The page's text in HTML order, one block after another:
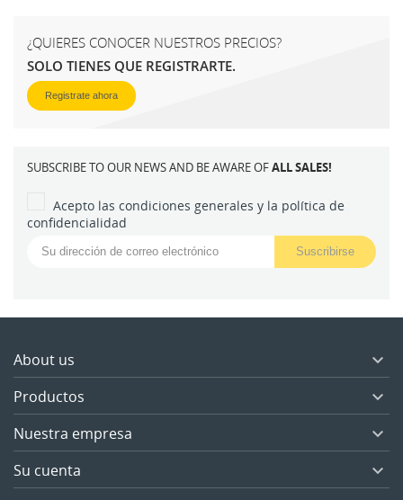
¿QUIERES CONOCER NUESTROS PRECIOS?
SOLO TIENES QUE REGISTRARTE.
Registrate ahora
SUBSCRIBE TO OUR NEWS AND BE AWARE OFALL SALES!
Acepto las condiciones generales y la política de
confidencialidad
About us 
Productos 
Nuestra empresa 
Su cuenta 